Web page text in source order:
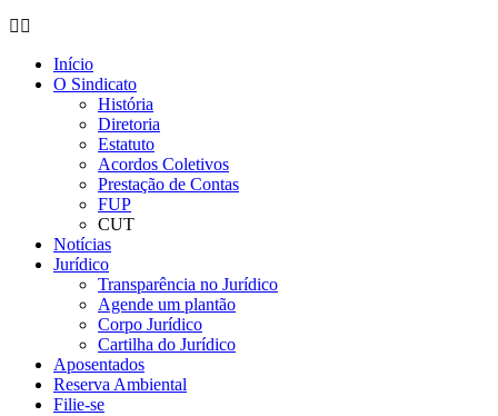
Início
O Sindicato
História
Diretoria
Estatuto
Acordos Coletivos
Prestação de Contas
FUP
CUT
Notícias
Jurídico
Transparência no Jurídico
Agende um plantão
Corpo Jurídico
Cartilha do Jurídico
Aposentados
Reserva Ambiental
Filie-se